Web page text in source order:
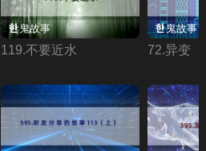
鬼故事
119.不要近水
鬼故事
72.异变